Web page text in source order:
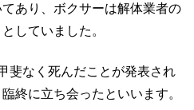
あり、ボクサーは解体業者の
していました。
斐なく死んだことが発表され
終に立ち会ったといいます。